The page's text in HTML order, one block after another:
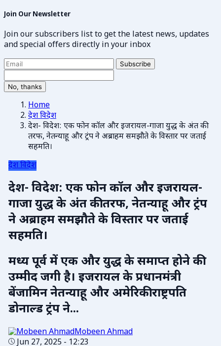
Join Our Newsletter
Join our subscribers list to get the latest news, updates
and special offers directly in your inbox
Subscribe
No, thanks
Home
देश विदेश
देश- विदेश: एक फोन कॉल और इजरायल-गाजा युद्ध के अंत की
तरफ, नेतन्याहू और ट्रंप ने अब्राहम समझौते के विस्तार पर जताई
सहमति।
देश विदेश
देश- विदेश: एक फोन कॉल और इजरायल-
गाजा युद्ध के अंत की तरफ, नेतन्याहू और ट्रंप
ने अब्राहम समझौते के विस्तार पर जताई
सहमति।
मध्य पूर्व में एक और युद्ध के समाप्त होने की
उम्मीद जगी है। इजरायल के प्रधानमंत्री
बेंजामिन नेतन्याहू और अमेरिकी राष्ट्रपति
डोनाल्ड ट्रंप ने...
Mobeen Ahmad
Jun 27, 2025 - 12:23